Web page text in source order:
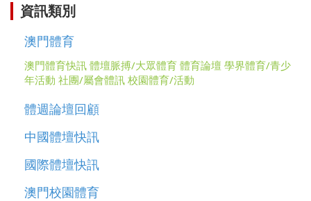
資訊類別
澳門體育
澳門體育快訊 體壇脈搏/大眾體育 體育論壇 學界體育/青少
年活動 社團/屬會體訊 校園體育/活動
體週論壇回顧
中國體壇快訊
國際體壇快訊
澳門校園體育